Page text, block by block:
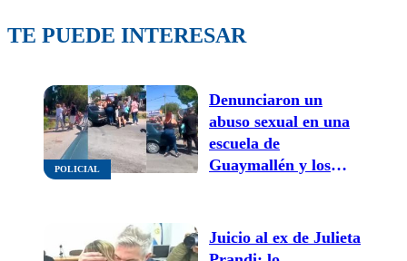
TE PUEDE INTERESAR
POLICIAL
Denunciaron un
abuso sexual en una
escuela de
Guaymallén y los
medio de un caos
Juicio al ex de Julieta